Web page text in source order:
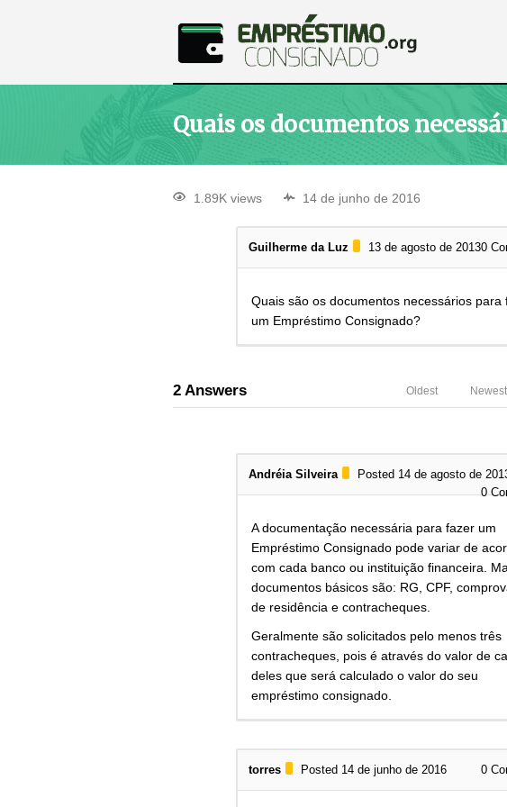
Quais os documentos
1.89K views 14 de junho de 2016
Guilherme da Luz 13 de agosto de 20130
Quais são os documentos necessários para
um Empréstimo Consignado?
2 Answers Newest
Oldest
Andréia Silveira
Posted 14 de agosto de
0
A documentação necessária para fazer um
Empréstimo Consignado pode variar de
com cada banco ou instituição financeira.
documentos básicos são: RG, CPF,
de residência e contracheques.
Geralmente são solicitados pelo menos três
contracheques, pois é através do valor de
deles que será calculado o valor do seu
empréstimo consignado.
torres Posted 14 de junho de 2016 0